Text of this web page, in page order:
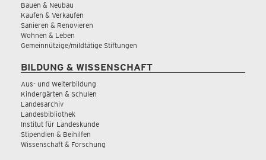
Bauen & Neubau
Kaufen & Verkaufen
Sanieren & Renovieren
Wohnen & Leben
Gemeinnützige/mildtätige Stiftungen
BILDUNG & WISSENSCHAFT
Aus- und Weiterbildung
Kindergärten & Schulen
Landesarchiv
Landesbibliothek
Institut für Landeskunde
Stipendien & Beihilfen
Wissenschaft & Forschung